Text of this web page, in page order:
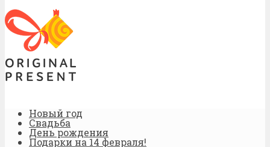
Новый год
Свадьба
День рождения
Подарки на 14 февраля!